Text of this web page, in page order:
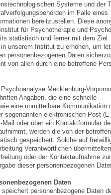
Systeme und der
im Falle eines
bereitzustellen. Diese
für Psychotherapie und
statistisch und ferner mit dem Ziel
unserem Institut zu erhöhen, um
personenbezogenen Daten
von allen durch eine betroffene
Mecklenburg-
Angaben, die eine schnelle
eine unmittelbare Kommunikation
sogenannten elektronischen Post
oder über ein Kontaktformular
werden die von der
gespeichert. Solche auf
Verantwortlichen übermittelten
oder der Kontaktaufnahme zur
dieser personenbezogenen
Daten
personenbezogene Daten